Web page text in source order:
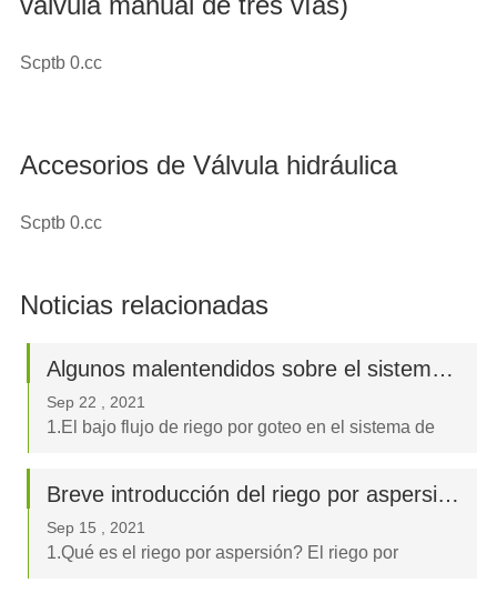
Scptb 0.cc
Accesorios de Válvula hidráulica
Scptb 0.cc
Noticias relacionadas
Algunos malentendidos sobre el sistema de riego por goteo
Sep 22 , 2021
1.El bajo flujo de riego por goteo en el sistema de
no puedan ver el proceso de riego.Si el tiempo de
profundas y desperdicios;Yo...
Breve introducción del riego por aspersión y del sistema automático de aspersores
Sep 15 , 2021
1.Qué es el riego por aspersión? El riego por